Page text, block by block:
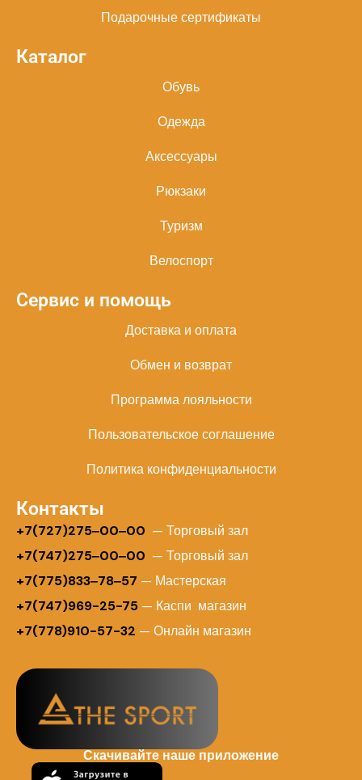
Подарочные сертификаты
Каталог
Обувь
Одежда
Аксессуары
Рюкзаки
Туризм
Велоспорт
Сервис и помощь
Доставка и оплата
Обмен и возврат
Программа лояльности
Пользовательское соглашение
Политика конфиденциальности
Контакты
+7(727)275‒00‒00 — Торговый зал
+7(747)275‒00‒00 — Торговый зал
+7(775)833‒78‒57 — Мастерская
+7(747)969-25-75 — Каспи магазин
+7(778)910-57-32 — Онлайн магазин
Скачивайте наше приложение